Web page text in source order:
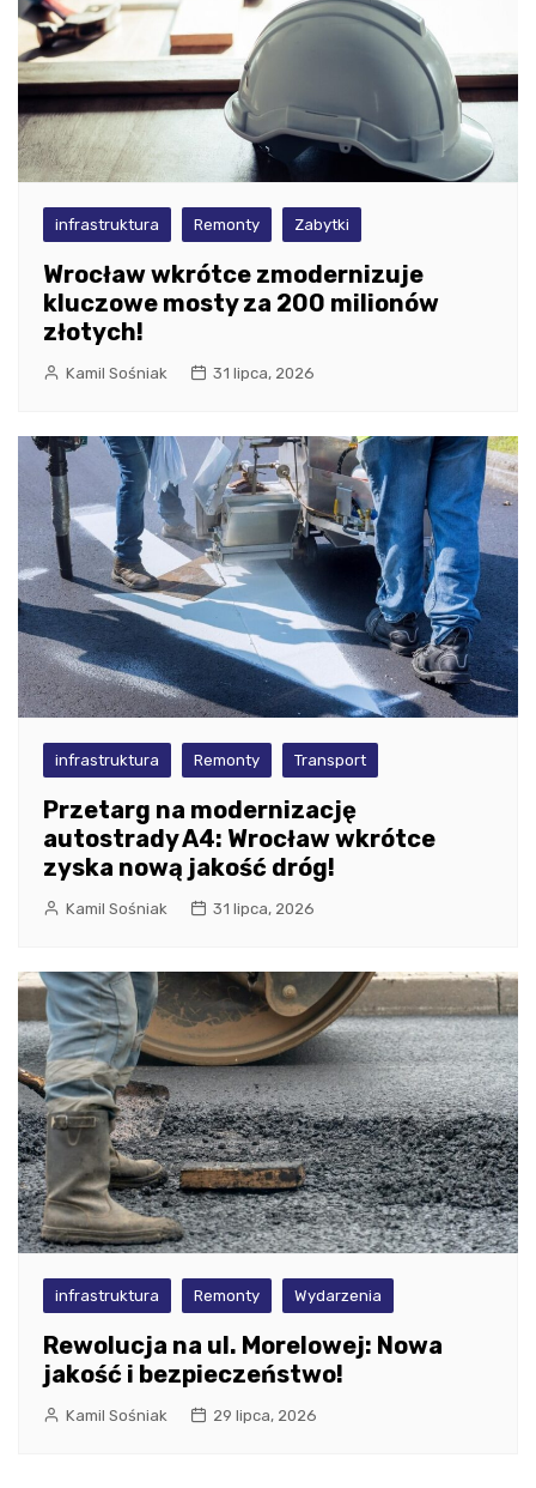
infrastruktura Remonty Zabytki
Wrocław wkrótce zmodernizuje
kluczowe mosty za 200 milionów
złotych!
Kamil Sośniak 31 lipca, 2026
infrastruktura Remonty Transport
Przetarg na modernizację
autostrady A4: Wrocław wkrótce
zyska nową jakość dróg!
Kamil Sośniak 31 lipca, 2026
infrastruktura Remonty Wydarzenia
Rewolucja na ul. Morelowej: Nowa
jakość i bezpieczeństwo!
Kamil Sośniak 29 lipca, 2026